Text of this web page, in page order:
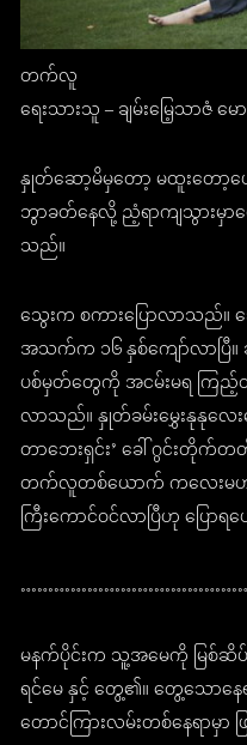
တက်လူ
ရေးသားသူ – ချမ်းမြေ့သာဇံ မေ
နှုတ်ဆော့မိမှတော့ မထူးတော့ပ
ဘွာခတ်နေလို့ ညံ့ရာကျသွားမှ
သည်။
သွေးက စကားပြောလာသည်
အသက်က ၁၆ နှစ်ကျော်လာပြီ
ပစ်မှတ်တွေကို အငမ်းမရ ကြည့်တ
လာသည်။ နှုတ်ခမ်းမွှေးနုနုလေးတွ
တာဘေးရှင်း’ ခေါ် ဂွင်းတိုက်
တက်လူတစ်ယောက် ကလေးမဟုတ်
ကြီးကောင်ဝင်လာပြီဟု ပြောရ
မနက်ပိုင်းက သူ့အမေကို မြစ်ဆိ
ရင်မေ နှင့် တွေ့၏။ တွေ့သောန
တောင်ကြားလမ်းတစ်နေရာမှာ